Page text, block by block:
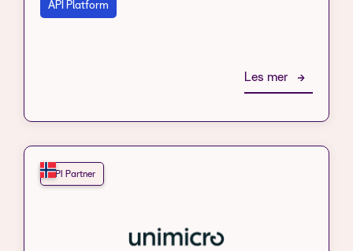
API Platform
Les mer
API Partner